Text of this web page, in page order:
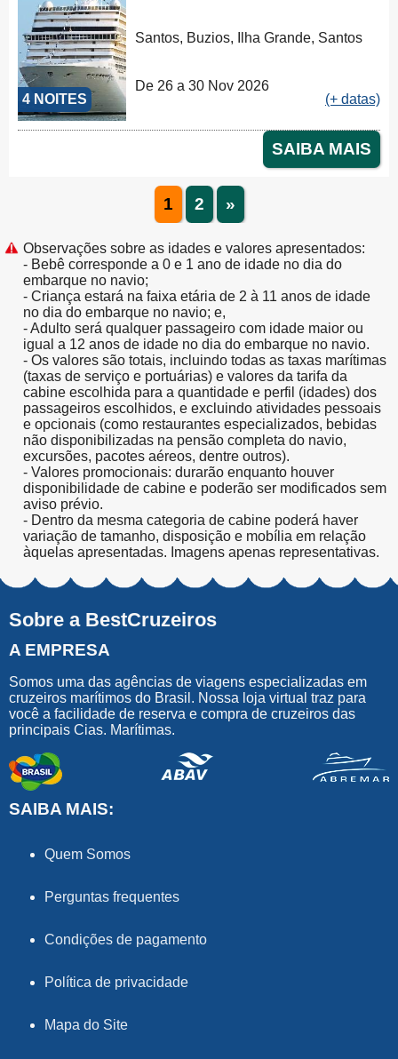
4 NOITES
Santos, Buzios, Ilha Grande, Santos
De 26 a 30 Nov 2026
(+ datas)
SAIBA MAIS
1 2 »
Observações sobre as idades e valores apresentados:
- Bebê corresponde a 0 e 1 ano de idade no dia do
embarque no navio;
- Criança estará na faixa etária de 2 à 11 anos de idade
no dia do embarque no navio; e,
- Adulto será qualquer passageiro com idade maior ou
igual a 12 anos de idade no dia do embarque no navio.
- Os valores são totais, incluindo todas as taxas marítimas
(taxas de serviço e portuárias) e valores da tarifa da
cabine escolhida para a quantidade e perfil (idades) dos
passageiros escolhidos, e excluindo atividades pessoais
e opcionais (como restaurantes especializados, bebidas
não disponibilizadas na pensão completa do navio,
excursões, pacotes aéreos, dentre outros).
- Valores promocionais: durarão enquanto houver
disponibilidade de cabine e poderão ser modificados sem
aviso prévio.
- Dentro da mesma categoria de cabine poderá haver
variação de tamanho, disposição e mobília em relação
àquelas apresentadas. Imagens apenas representativas.
Sobre a BestCruzeiros
A EMPRESA
Somos uma das agências de viagens especializadas em
cruzeiros marítimos do Brasil. Nossa loja virtual traz para
você a facilidade de reserva e compra de cruzeiros das
principais Cias. Marítimas.
SAIBA MAIS:
Quem Somos
Perguntas frequentes
Condições de pagamento
Política de privacidade
Mapa do Site